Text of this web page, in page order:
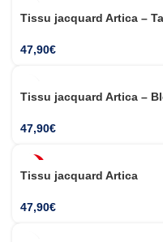
Tissu jacquard Artica –
47,90€
Tissu jacquard Artica –
47,90€
THERMIQUE OBSCURCISSANT
Tissu jacquard Artica
47,90€